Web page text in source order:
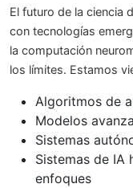
El futuro de la ciencia
con tecnologías
la computación
los límites. Estamos
Algoritmos de
Modelos
Sistemas
Sistemas de IA
enfoques